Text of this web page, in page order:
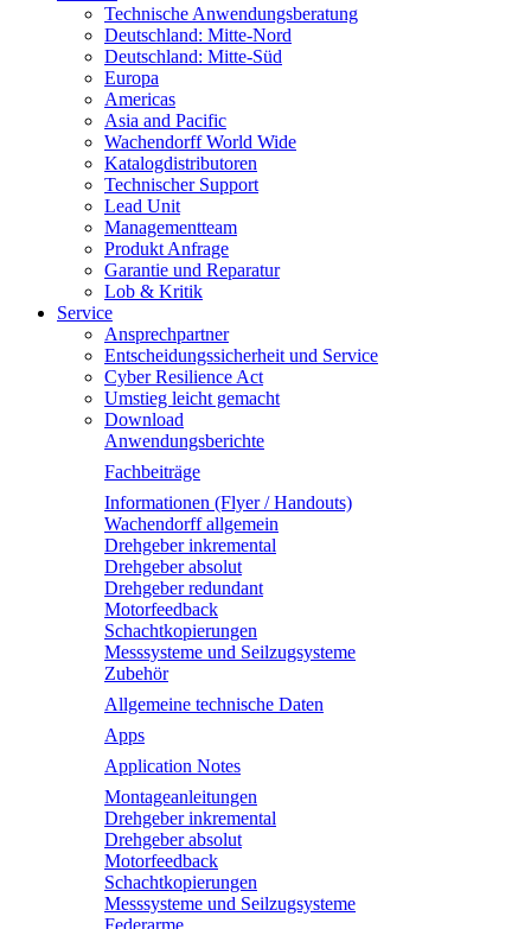
Technische Anwendungsberatung
Deutschland: Mitte-Nord
Deutschland: Mitte-Süd
Europa
Americas
Asia and Pacific
Wachendorff World Wide
Katalogdistributoren
Technischer Support
Lead Unit
Managementteam
Produkt Anfrage
Garantie und Reparatur
Lob & Kritik
Service
Ansprechpartner
Entscheidungssicherheit und Service
Cyber Resilience Act
Umstieg leicht gemacht
Download
Anwendungsberichte
Fachbeiträge
Informationen (Flyer / Handouts)
Wachendorff allgemein
Drehgeber inkremental
Drehgeber absolut
Drehgeber redundant
Motorfeedback
Schachtkopierungen
Messsysteme und Seilzugsysteme
Zubehör
Allgemeine technische Daten
Apps
Application Notes
Montageanleitungen
Drehgeber inkremental
Drehgeber absolut
Motorfeedback
Schachtkopierungen
Messsysteme und Seilzugsysteme
Federarme